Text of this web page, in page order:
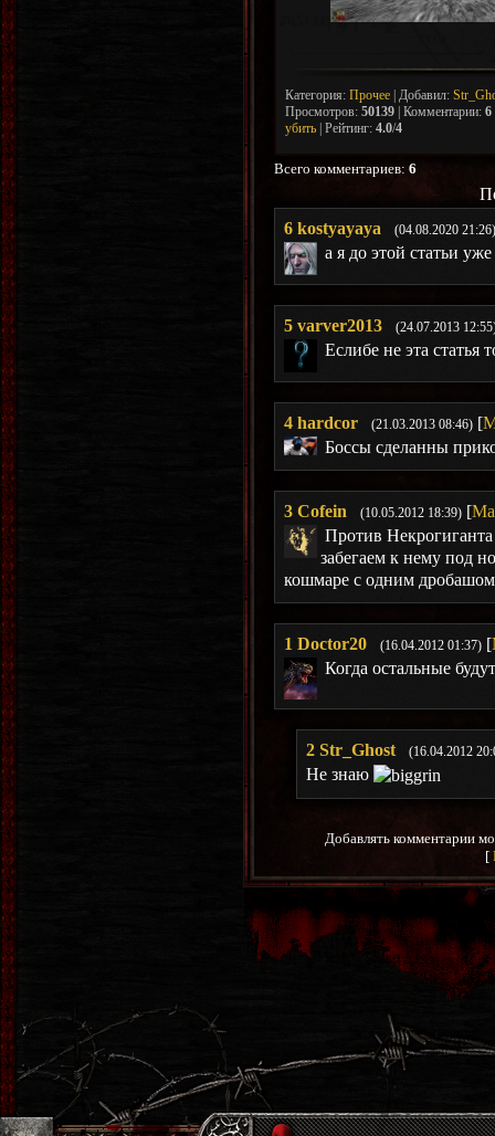
Категория: Прочее Добавил:
Просмотров: 50139 Комментарии: 6
убить Рейтинг: 4.0/4
Всего комментариев: 6
6 kostyayaya (04.08.2020 21:26)
а я до этой статьи
5 varver2013 (24.07.2013
Еслибе не эта статья
4 hardcor (21.03.2013 08:46) [
Боссы сделанны
3 Cofein (10.05.2012 18:39) [
Против
забегаем к нему под
кошмаре с одним
1 Doctor20 (16.04.2012 01:37) [
Когда остальные
2 Str_Ghost (16.04.2012
Не знаю
Добавлять комментарии
[